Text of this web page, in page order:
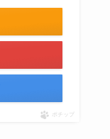
ポチップ